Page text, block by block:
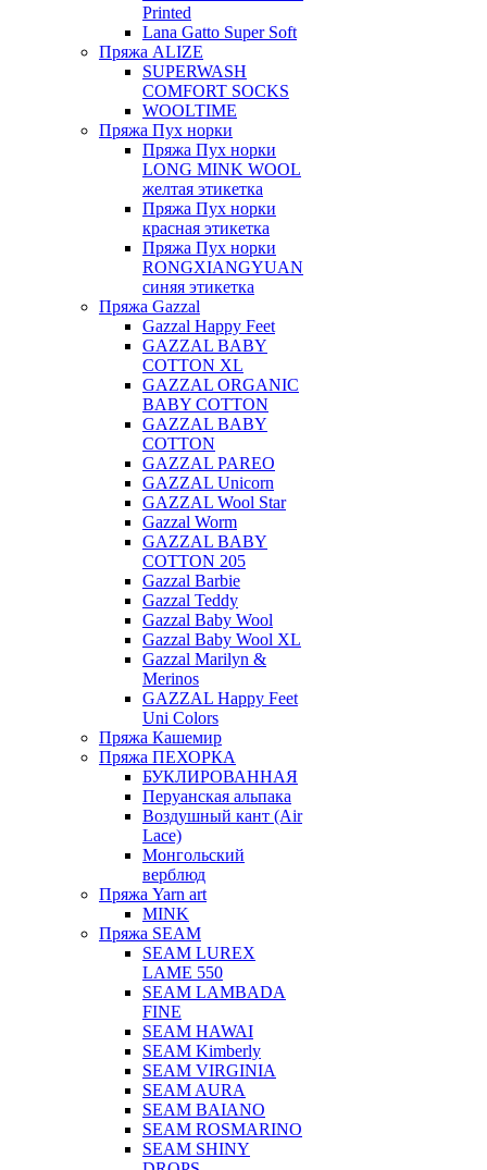
Printed
Lana Gatto Super Soft
Пряжа ALIZE
SUPERWASH
COMFORT SOCKS
WOOLTIME
Пряжа Пух норки
Пряжа Пух норки
LONG MINK WOOL
желтая этикетка
Пряжа Пух норки
красная этикетка
Пряжа Пух норки
RONGXIANGYUAN
синяя этикетка
Пряжа Gazzal
Gazzal Happy Feet
GAZZAL BABY
COTTON XL
GAZZAL ORGANIC
BABY COTTON
GAZZAL BABY
COTTON
GAZZAL PAREO
GAZZAL Unicorn
GAZZAL Wool Star
Gazzal Worm
GAZZAL BABY
COTTON 205
Gazzal Barbie
Gazzal Teddy
Gazzal Baby Wool
Gazzal Baby Wool XL
Gazzal Marilyn &
Merinos
GAZZAL Happy Feet
Uni Colors
Пряжа Кашемир
Пряжа ПЕХОРКА
БУКЛИРОВАННАЯ
Перуанская альпака
Воздушный кант (Air
Lace)
Монгольский
верблюд
Пряжа Yarn art
MINK
Пряжа SEAM
SEAM LUREX
LAME 550
SEAM LAMBADA
FINE
SEAM HAWAI
SEAM Kimberly
SEAM VIRGINIA
SEAM AURA
SEAM BAIANO
SEAM ROSMARINO
SEAM SHINY